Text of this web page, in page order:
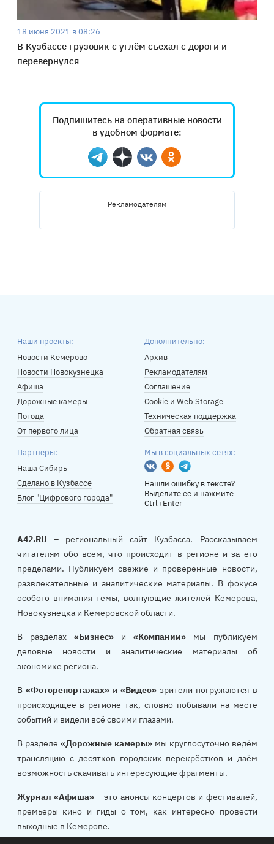
18 июня 2021 в 08:26
В Кузбассе грузовик с углём съехал с дороги и
перевернулся
Подпишитесь на оперативные новости
в удобном формате:
Telegram
ДзенВконтактеОдноклассники
Рекламодателям
Наши проекты:
Новости Кемерово
Новости Новокузнецка
Афиша
Дорожные камеры
Погода
От первого лица
Дополнительно:
Архив
Рекламодателям
Соглашение
Cookie и Web Storage
Техническая поддержка
Обратная связь
Партнеры:
Наша Сибирь
Сделано в Кузбассе
Блог "Цифрового города"
Мы в социальных сетях:
Вконтакте
Одноклассники
Telegram
Нашли ошибку в тексте?
Выделите ее и нажмите
Ctrl+Enter
A42.RU – региональный сайт Кузбасса. Рассказываем
читателям обо всём, что происходит в регионе и за его
пределами. Публикуем свежие и проверенные новости,
развлекательные и аналитические материалы. В фокусе
особого внимания темы, волнующие жителей Кемерова,
Новокузнецка и Кемеровской области.
В разделах «Бизнес»и«Компании» мы публикуем
деловые новости и аналитические материалы об
экономике региона.
В «Фоторепортажах»и«Видео» зрители погружаются в
происходящее в регионе так, словно побывали на месте
событий и видели всё своими глазами.
В разделе «Дорожные камеры»мы круглосуточно ведём
трансляцию с десятков городских перекрёстков и даём
возможность скачивать интересующие фрагменты.
Журнал «Афиша»– это анонсы концертов и фестивалей,
премьеры кино и гиды о том, как интересно провести
выходные в Кемерове.